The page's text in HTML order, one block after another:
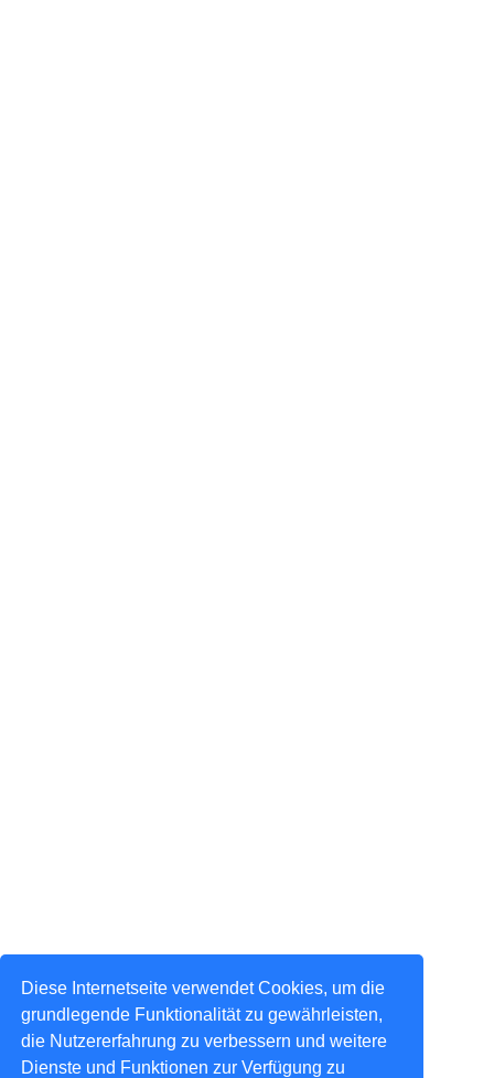
Diese Internetseite verwendet Cookies, um die
grundlegende Funktionalität zu gewährleisten,
die Nutzererfahrung zu verbessern und weitere
Dienste und Funktionen zur Verfügung zu